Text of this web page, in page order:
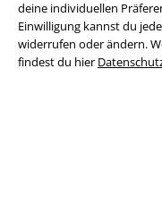
deine individuellen
Einwilligung kannst du
widerrufen oder ändern.
findest du hier
Cookie-Einstellungen